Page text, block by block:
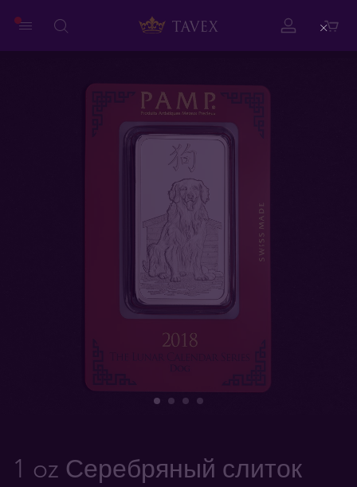
1 oz Серебряный слиток
Close